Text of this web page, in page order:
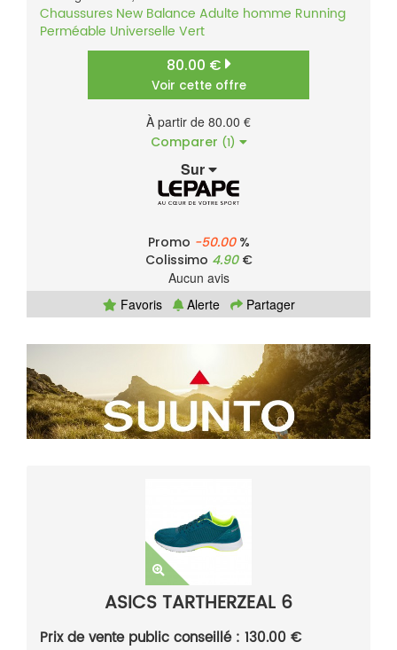
Chaussures New Balance Adulte homme Running
Perméable Universelle Vert
80.00 €
Voir cette offre
À partir de 80.00 €
Comparer (1)
Sur
Promo -50.00%
Colissimo 4.90€
Aucun avis
Favoris
Alerte Partager
ASICS TARTHERZEAL 6
Prix de vente public conseillé : 130.00 €